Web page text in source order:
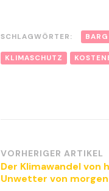
SCHLAGWÖRTER:
KLIMASCHUTZ
VORHERIGER ARTIKEL
Der Klimawandel von
Unwetter von morgen